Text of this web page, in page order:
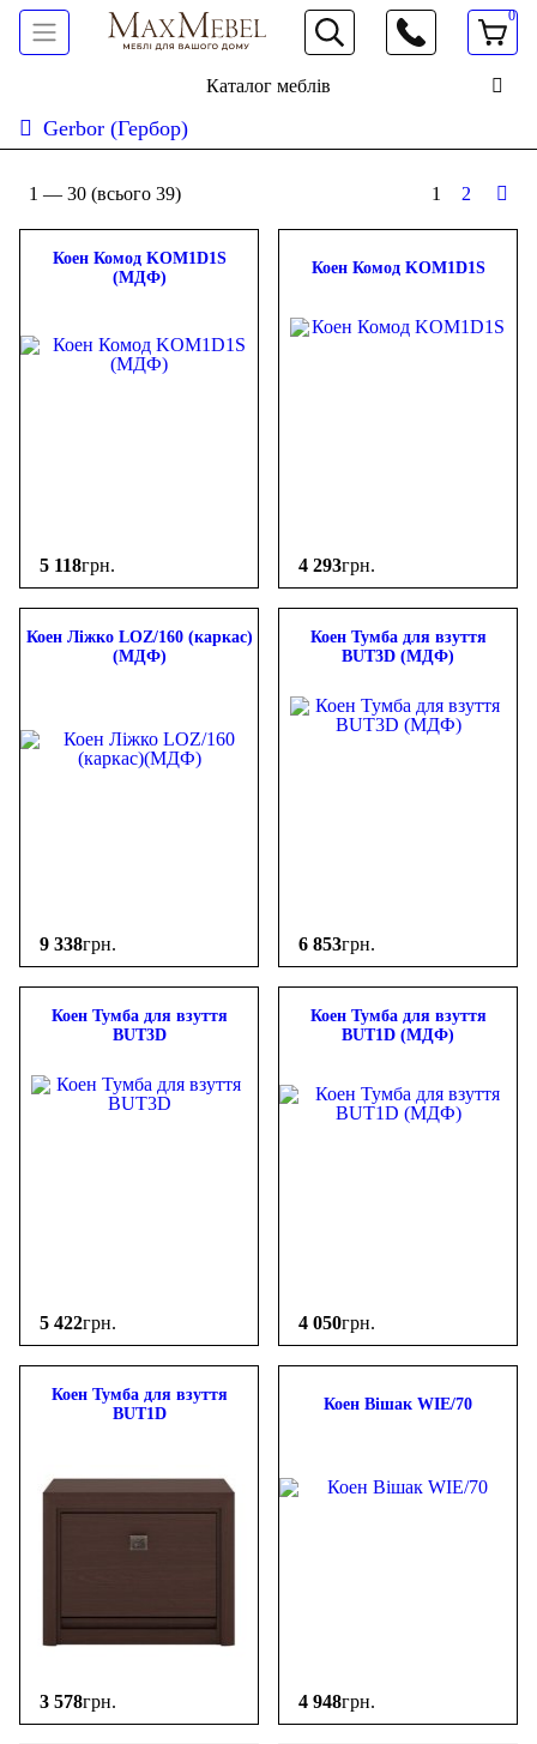
066 472 19 61
0
Каталог меблів
Gerbor (Гербор)
ФІЛЬТР
-
1 — 30 (всього 39) 1 2
Коен Комод KOM1D1S
(МДФ)
5 118грн.
Коен Комод KOM1D1S
4 293грн.
Коен Ліжко LOZ/160 (каркас)
(МДФ)
9 338грн.
Коен Тумба для взуття
BUT3D (МДФ)
6 853грн.
Коен Тумба для взуття
BUT3D
5 422грн.
Коен Тумба для взуття
BUT1D (МДФ)
4 050грн.
Коен Тумба для взуття
BUT1D
3 578грн.
Коен Вішак WIE/70
4 948грн.